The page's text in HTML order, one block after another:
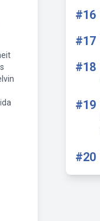
#16
#17
#18
#19
#20